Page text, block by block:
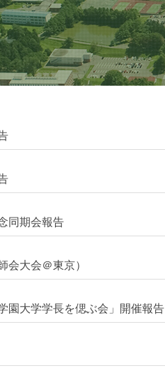
同期会報告
会大会＠東京）
大学学長を偲ぶ会」開催報告